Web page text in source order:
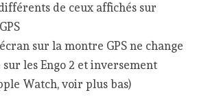
de ceux affichés sur
sur la montre GPS ne change
sur les Engo 2 et inversement
Watch, voir plus bas)